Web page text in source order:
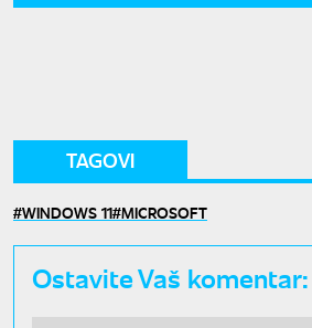
TAGOVI
WINDOWS 11 MICROSOFT
Ostavite Vaš komentar: